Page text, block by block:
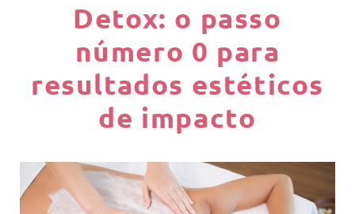
Detox: o passo
número 0 para
resultados estéticos
de impacto